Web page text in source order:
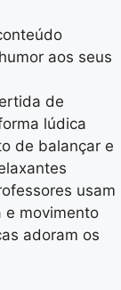
aos seus
de
lúdica
de balançar e
usam
e movimento
adoram os